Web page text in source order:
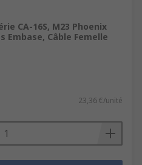
CA-16S, M23 Phoenix
Câble Femelle
23,36 €/unité